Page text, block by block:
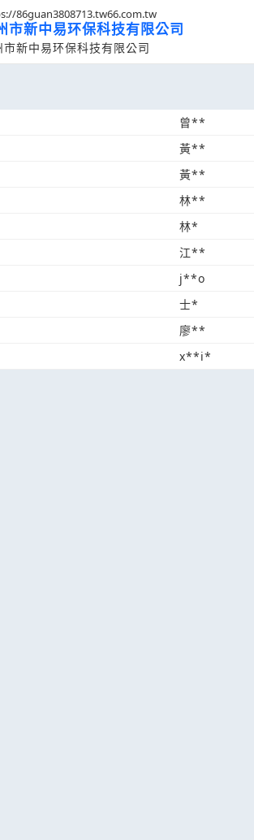
86guan3808713.tw66.com.tw
市新中易环保科技有限公司
市新中易环保科技有限公司
曾**
黃**
黃**
林**
林*
江**
j**o
士*
廖**
x**i*